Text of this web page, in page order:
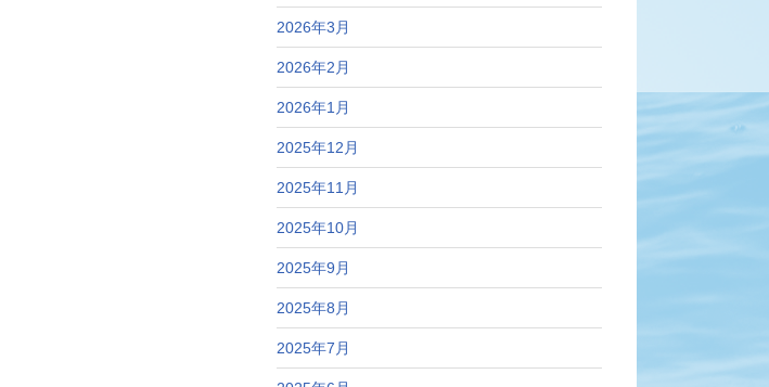
2026年3月
2026年2月
2026年1月
2025年12月
2025年11月
2025年10月
2025年9月
2025年8月
2025年7月